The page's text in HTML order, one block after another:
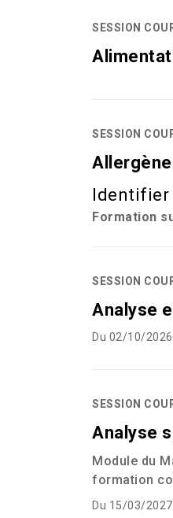
SESSION
SESSION
Identifier
Formation
SESSION
Analyse
Du 02/10/
SESSION
Analyse
Module du
formation
Du 15/03/